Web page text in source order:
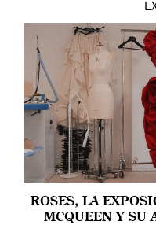
ROSES, LA
MCQUEEN Y SU